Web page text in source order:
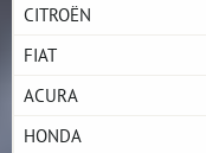
CITROËN
FIAT
ACURA
HONDA